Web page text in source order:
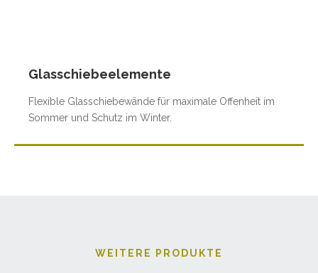
Glasschiebeelemente
Flexible Glasschiebewände für maximale Offenheit im
Sommer und Schutz im Winter.
WEITERE PRODUKTE